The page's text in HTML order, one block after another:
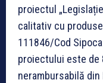
proiectul
calitativ cu
111846/Cod
proiectului este de
nerambursabilă din